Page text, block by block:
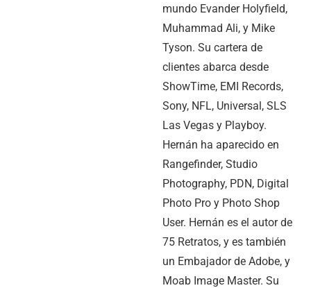
mundo Evander Holyfield,
Muhammad Ali, y Mike
Tyson. Su cartera de
clientes abarca desde
ShowTime, EMI Records,
Sony, NFL, Universal, SLS
Las Vegas y Playboy.
Hernán ha aparecido en
Rangefinder, Studio
Photography, PDN, Digital
Photo Pro y Photo Shop
User. Hernán es el autor de
75 Retratos, y es también
un Embajador de Adobe, y
Moab Image Master. Su